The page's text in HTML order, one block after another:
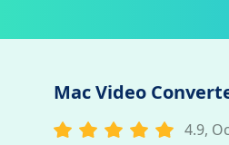
Mac Video
4.9,